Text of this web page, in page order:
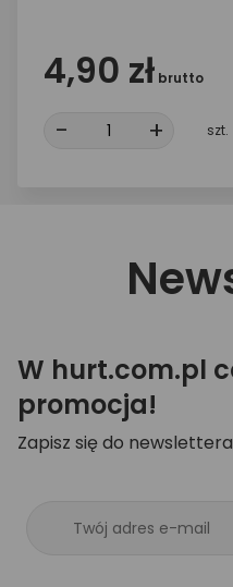
4,90 zł brutto
- + szt.
W hurt.com.pl
promocja!
Zapisz się do